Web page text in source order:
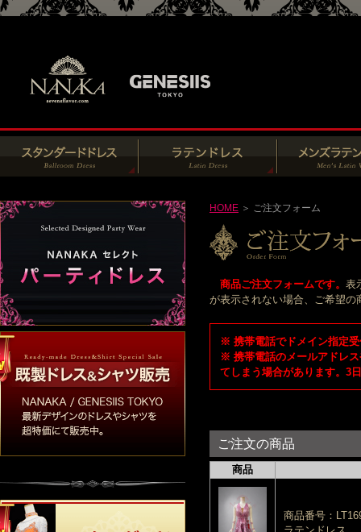
HOME ＞ ご注文フォーム
商品ご注文フォームです。 表
が表示されない場合、ご希望
※ 携帯電話でドメイン指定
※ 携帯電話のメールアドレ
てしまう場合があります。3
ご注文の商品
商品
商品番号：